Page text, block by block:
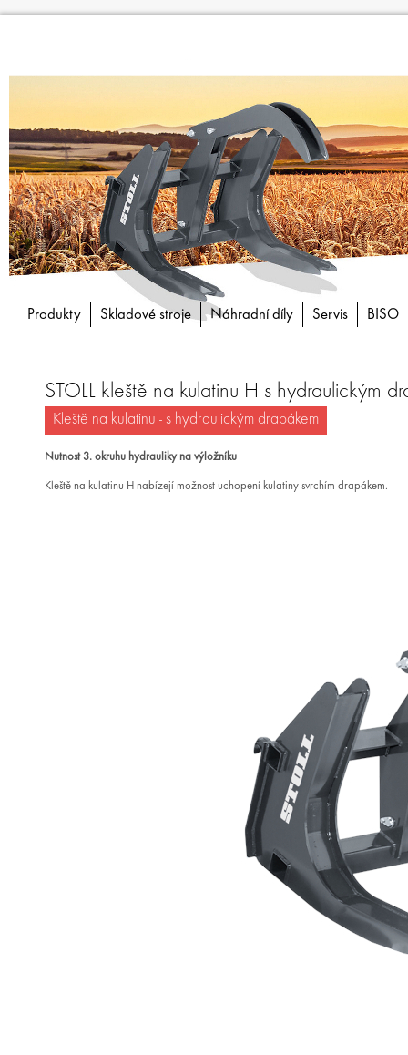
Produkty Skladové stroje Náhradní díly Servis BISO
STOLL kleště na kulatinu H s hydraulickým
Kleště na kulatinu - s hydraulickým drapákem
Nutnost 3. okruhu hydrauliky na výložníku
Kleště na kulatinu H nabízejí možnost uchopení kulatiny svrchím drapákem.